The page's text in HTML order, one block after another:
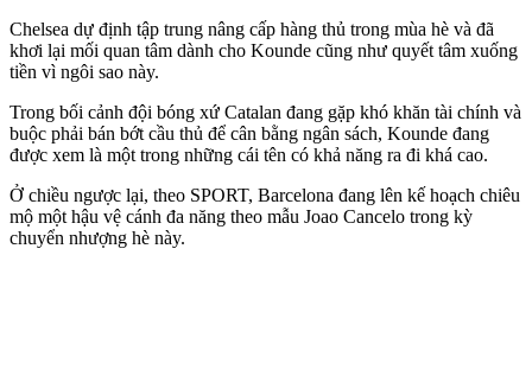
Chelsea dự định tập trung nâng cấp hàng thủ trong mùa hè và đã
khơi lại mối quan tâm dành cho Kounde cũng như quyết tâm xuống
tiền vì ngôi sao này.
Trong bối cảnh đội bóng xứ Catalan đang gặp khó khăn tài chính và
buộc phải bán bớt cầu thủ để cân bằng ngân sách, Kounde đang
được xem là một trong những cái tên có khả năng ra đi khá cao.
Ở chiều ngược lại, theo SPORT, Barcelona đang lên kế hoạch chiêu
mộ một hậu vệ cánh đa năng theo mẫu Joao Cancelo trong kỳ
chuyển nhượng hè này.